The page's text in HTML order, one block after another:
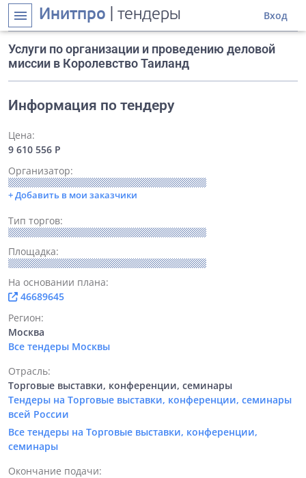
menu Инитпро | тендеры Вход
Услуги по организации и проведению деловой
миссии в Королевство Таиланд
Информация по тендеру
Цена:
9 610 556 Р
Организатор:
+ Добавить в мои заказчики
Тип торгов:
Площадка:
На основании плана:
46689645
Регион:
Москва
Все тендеры Москвы
Отрасль:
Торговые выставки, конференции, семинары
Тендеры на Торговые выставки, конференции, семинары
всей России
Все тендеры на Торговые выставки, конференции,
семинары
Окончание подачи: